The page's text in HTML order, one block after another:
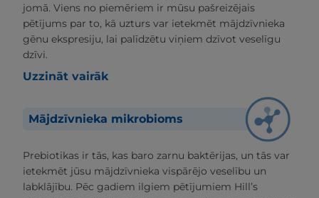
jomā. Viens no piemēriem ir mūsu pašreizējais
pētījums par to, kā uzturs var ietekmēt mājdzīvnieka
gēnu ekspresiju, lai palīdzētu viņiem dzīvot veselīgu
dzīvi.
Uzzināt vairāk
Mājdzīvnieka mikrobioms
Prebiotikas ir tās, kas baro zarnu baktērijas, un tās var
ietekmēt jūsu mājdzīvnieka vispārējo veselību un
labklājību. Pēc gadiem ilgiem pētījumiem Hill’s